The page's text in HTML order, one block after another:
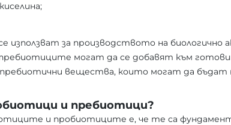
използват за производството на биологично
могат да се добавят към
пребиотични вещества, които могат да бъдат
и пребиотици?
и пробиотиците е, че те са